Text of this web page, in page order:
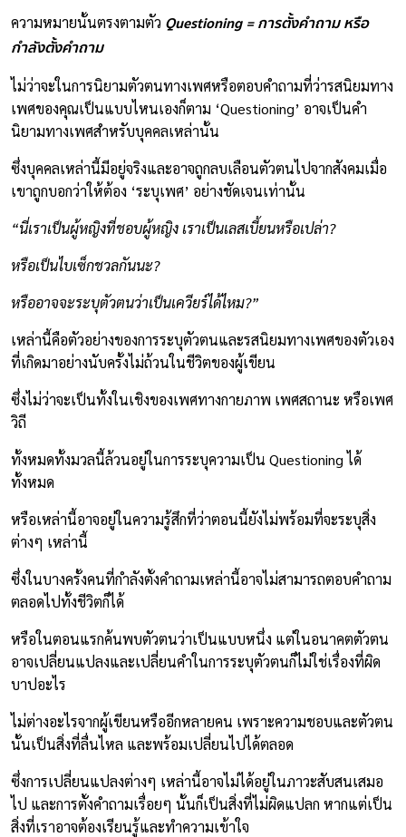
ความหมายนั้นตรงตามตัว Questioning = การตั้งคำถาม หรือ
กำลังตั้งคำถาม
ไม่ว่าจะในการนิยามตัวตนทางเพศหรือตอบคำถามที่ว่ารสนิยมทาง
เพศของคุณเป็นแบบไหนเองก็ตาม ‘Questioning’ อาจเป็นคำ
นิยามทางเพศสำหรับบุคคลเหล่านั้น
ซึ่งบุคคลเหล่านี้มีอยู่จริงและอาจถูกลบเลือนตัวตนไปจากสังคมเมื่อ
เขาถูกบอกว่าให้ต้อง ‘ระบุเพศ’ อย่างชัดเจนเท่านั้น
“นี่เราเป็นผู้หญิงที่ชอบผู้หญิง เราเป็นเลสเบี้ยนหรือเปล่า?
หรือเป็นไบเซ็กชวลกันนะ?
หรืออาจจะระบุตัวตนว่าเป็นเควียร์ได้ไหม?”
เหล่านี้คือตัวอย่างของการระบุตัวตนและรสนิยมทางเพศของตัวเอง
ที่เกิดมาอย่างนับครั้งไม่ถ้วนในชีวิตของผู้เขียน
ซึ่งไม่ว่าจะเป็นทั้งในเชิงของเพศทางกายภาพ เพศสถานะ หรือเพศ
วิถี
ทั้งหมดทั้งมวลนี้ล้วนอยู่ในการระบุความเป็น Questioning ได้
ทั้งหมด
หรือเหล่านี้อาจอยู่ในความรู้สึกที่ว่าตอนนี้ยังไม่พร้อมที่จะระบุสิ่ง
ต่างๆ เหล่านี้
ซึ่งในบางครั้งคนที่กำลังตั้งคำถามเหล่านี้อาจไม่สามารถตอบคำถาม
ตลอดไปทั้งชีวิตก็ได้
หรือในตอนแรกค้นพบตัวตนว่าเป็นแบบหนึ่ง แต่ในอนาคตตัวตน
อาจเปลี่ยนแปลงและเปลี่ยนคำในการระบุตัวตนก็ไม่ใช่เรื่องที่ผิด
บาปอะไร
ไม่ต่างอะไรจากผู้เขียนหรืออีกหลายคน เพราะความชอบและตัวตน
นั้นเป็นสิ่งที่ลื่นไหล และพร้อมเปลี่ยนไปได้ตลอด
ซึ่งการเปลี่ยนแปลงต่างๆ เหล่านี้อาจไม่ได้อยู่ในภาวะสับสนเสมอ
ไป และการตั้งคำถามเรื่อยๆ นั้นก็เป็นสิ่งที่ไม่ผิดแปลก หากแต่เป็น
สิ่งที่เราอาจต้องเรียนรู้และทำความเข้าใจ